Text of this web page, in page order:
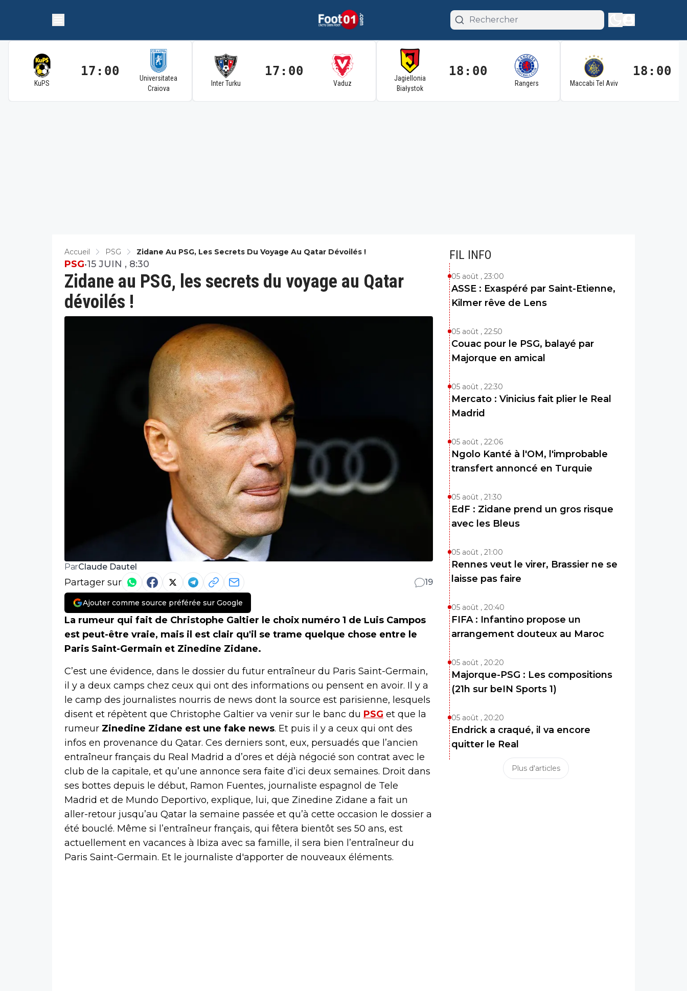
KuPS
17:00
Universitatea
Craiova
Inter Turku
17:00
Vaduz
Jagiellonia
Białystok
18:00
Rangers Maccabi Tel Aviv
18:00
Accueil PSG Zidane Au PSG, Les Secrets Du Voyage Au Qatar Dévoilés !
Zidane au PSG, les secrets du voyage au Qatar
dévoilés !
PSG•15 JUIN , 8:30
ParClaude Dautel
Partager sur 19
Ajouter comme source préférée sur Google
La rumeur qui fait de Christophe Galtier le choix numéro 1 de Luis Campos
est peut-être vraie, mais il est clair qu'il se trame quelque chose entre le
Paris Saint-Germain et Zinedine Zidane.
C’est une évidence, dans le dossier du futur entraîneur du Paris Saint-Germain,
il y a deux camps chez ceux qui ont des informations ou pensent en avoir. Il y a
le camp des journalistes nourris de news dont la source est parisienne, lesquels
disent et répètent que Christophe Galtier va venir sur le banc du PSG et que la
rumeur Zinedine Zidane est une fake news. Et puis il y a ceux qui ont des
infos en provenance du Qatar. Ces derniers sont, eux, persuadés que l’ancien
entraîneur français du Real Madrid a d’ores et déjà négocié son contrat avec le
club de la capitale, et qu’une annonce sera faite d’ici deux semaines. Droit dans
ses bottes depuis le début, Ramon Fuentes, journaliste espagnol de Tele
Madrid et de Mundo Deportivo, explique, lui, que Zinedine Zidane a fait un
aller-retour jusqu’au Qatar la semaine passée et qu’à cette occasion le dossier a
été bouclé. Même si l’entraîneur français, qui fêtera bientôt ses 50 ans, est
actuellement en vacances à Ibiza avec sa famille, il sera bien l’entraîneur du
Paris Saint-Germain. Et le journaliste d'apporter de nouveaux éléments.
FIL INFO
05 août , 23:00
ASSE : Exaspéré par Saint-Etienne,
Kilmer rêve de Lens
05 août , 22:50
Couac pour le PSG, balayé par
Majorque en amical
05 août , 22:30
Mercato : Vinicius fait plier le Real
Madrid
05 août , 22:06
Ngolo Kanté à l'OM, l'improbable
transfert annoncé en Turquie
05 août , 21:30
EdF : Zidane prend un gros risque
avec les Bleus
05 août , 21:00
Rennes veut le virer, Brassier ne se
laisse pas faire
05 août , 20:40
FIFA : Infantino propose un
arrangement douteux au Maroc
05 août , 20:20
Majorque-PSG : Les compositions
(21h sur beIN Sports 1)
05 août , 20:20
Endrick a craqué, il va encore
quitter le Real
Plus d'articles